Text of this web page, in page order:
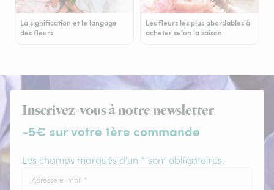
La signification et le langage
des fleurs
Les fleurs les plus abordables à
acheter selon la saison
Inscrivez-vous à notre newsletter
-5€ sur votre 1ère commande
Les champs marqués d'un * sont obligatoires.
Adresse e-mail *